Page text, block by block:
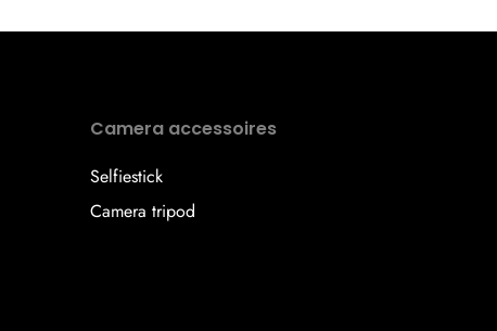
Camera accessoires
Selfiestick
Camera tripod